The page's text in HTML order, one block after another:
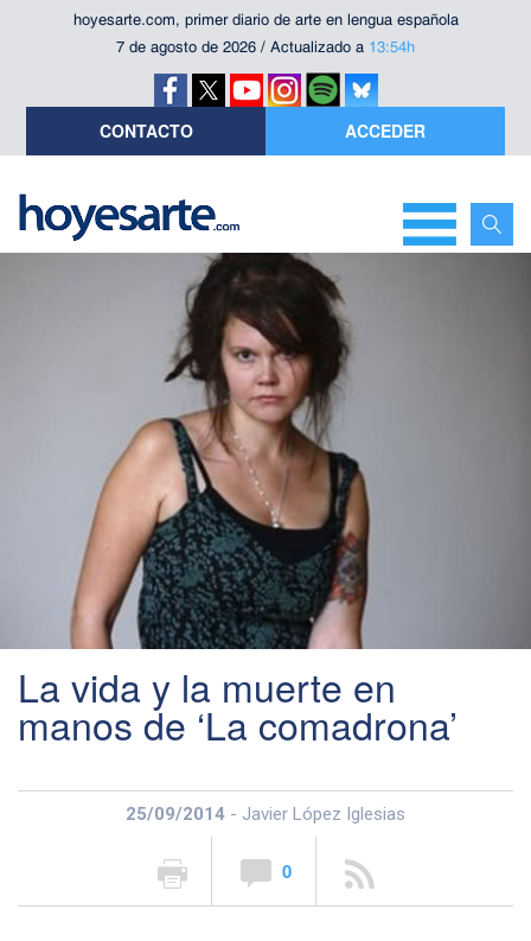
hoyesarte.com, primer diario de arte en lengua española
7 de agosto de 2026 / Actualizado a 13:54h
CONTACTO ACCEDER
La vida y la muerte en
manos de ‘La comadrona’
25/09/2014 - Javier López Iglesias
0